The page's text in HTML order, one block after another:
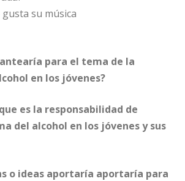
su música
para el tema de la
en los jóvenes?
es la responsabilidad de
del alcohol en los jóvenes y sus
o ideas aportaría aportaría para